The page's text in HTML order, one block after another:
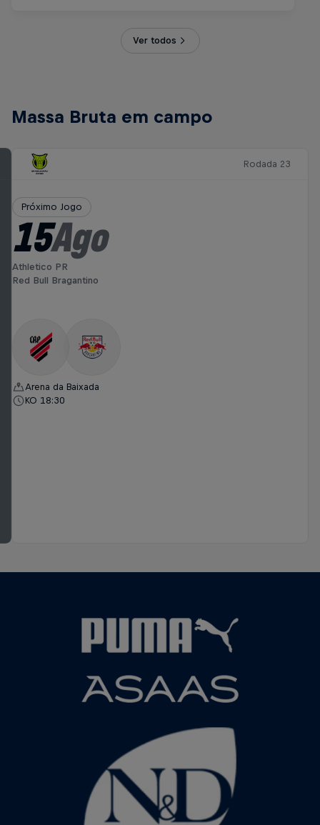
Ver todos
Massa Bruta em campo
Rodada 23
Próximo Jogo
15Ago
Athletico PR
Red Bull Bragantino
Arena da Baixada
KO 18:30